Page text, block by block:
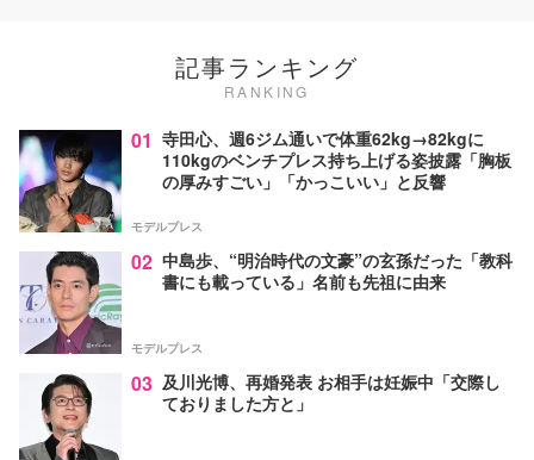
記事ランキング
RANKING
01 寺田心、週6ジム通いで体重62kg→82kgに
110kgのベンチプレス持ち上げる姿披露「胸板
の厚みすごい」「かっこいい」と反響
モデルプレス
02 中島歩、“明治時代の文豪”の玄孫だった「教科
書にも載っている」名前も先祖に由来
モデルプレス
03 及川光博、再婚発表 お相手は妊娠中「交際し
ておりました方と」